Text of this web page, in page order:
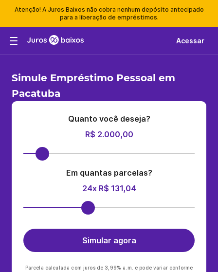
Atenção! A Juros Baixos não cobra nenhum depósito antecipado
para a liberação de empréstimos.
Acessar
Simule Empréstimo Pessoal em
Pacatuba
Quanto você deseja?
R$ 2.000,00
Em quantas parcelas?
24x R$ 131,04
Simular agora
Parcela calculada com juros de 3,99% a.m. e pode variar conforme